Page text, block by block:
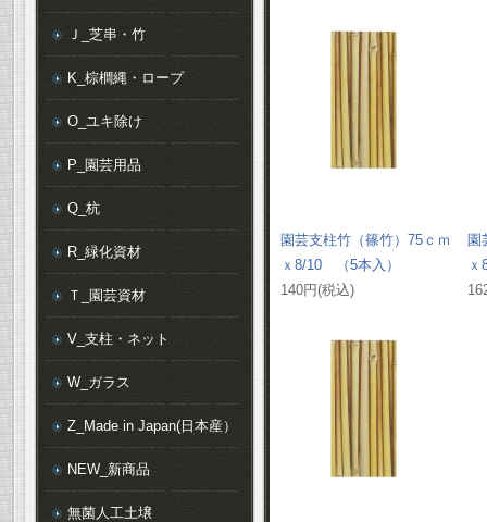
園芸支柱竹（篠竹）75ｃｍ
ｘ8/10 （5本入）
140円(税込)
園
Ｊ_芝串・竹
K_棕櫚縄・ロープ
O_ユキ除け
P_園芸用品
Q_杭
R_緑化資材
Ｔ_園芸資材
V_支柱・ネット
W_ガラス
Z_Made in Japan(日本産）
NEW_新商品
無菌人工土壌